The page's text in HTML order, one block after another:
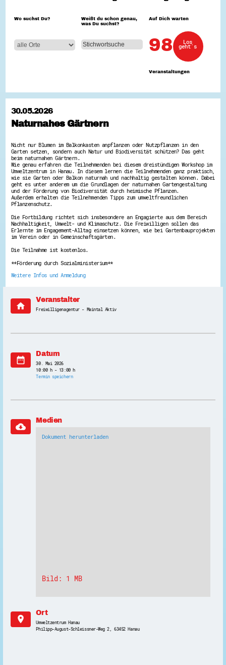
Zeig uns dein Ehrenamt
Wettbewerb | Trikotwettbewerb
Wettbewerb | 80 Jahre Hessen - Engagement
Ausgezeichnete Projekte
Engagement-Lotsen
Ehrentag
Freiwilligenmanagement
Hessen engagiert - Digitale Themenabende
Kompetenznachweis Hessen
Zeugnisbeiblatt
Service-Learning
GEMA-Pakt
Di@-Lotsen in Hessen
Energiepreiskrise und Ehrenamt
Flüchtlingshilfe + Integration
Generationsübergreifend aktiv
Qualifizierung & Fortbildung
Stiftungen
Zahlen, Daten, Fakten aus Hessen
Wo suchst Du?
Weißt du schon genau,
was Du suchst?
Auf Dich warten
98
Veranstaltungen
Los
geht´s
30.05.2026
Naturnahes Gärtnern
Nicht nur Blumen im Balkonkasten anpflanzen oder Nutzpflanzen in den
Garten setzen, sondern auch Natur und Biodiversität schützen? Das geht
beim naturnahen Gärtnern.
Wie genau erfahren die Teilnehmenden bei diesem dreistündigen Workshop im
Umweltzentrum in Hanau. In diesem lernen die Teilnehmenden ganz praktisch,
wie sie Garten oder Balkon naturnah und nachhaltig gestalten können. Dabei
geht es unter anderem um die Grundlagen der naturnahen Gartengestaltung
und der Förderung von Biodiversität durch heimische Pflanzen.
Außerdem erhalten die Teilnehmenden Tipps zum umweltfreundlichen
Pflanzenschutz.
Die Fortbildung richtet sich insbesondere an Engagierte aus dem Bereich
Nachhaltigkeit, Umwelt- und Klimaschutz. Die Freiwilligen sollen das
Erlernte im Engagement-Alltag einsetzen können, wie bei Gartenbauprojekten
im Verein oder in Gemeinschaftsgärten.
Die Teilnahme ist kostenlos.
**Förderung durch Sozialministerium**
Weitere Infos und Anmeldung
home
Veranstalter
Freiwilligenagentur - Maintal Aktiv
date_range
Datum
30. Mai 2026
10:00 h - 13:00 h
Termin speichern
cloud_download
Medien
Dokument herunterladen
Bild: 1 MB
location_on
Ort
Umweltzentrum Hanau
Philipp-August-Schleissner-Weg 2, 63452 Hanau